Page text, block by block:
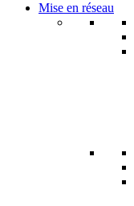
Mise en réseau